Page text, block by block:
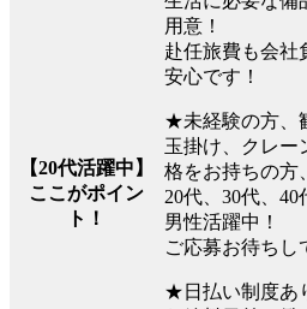
【20代活躍中】
ここがポイン
ト！
用意！
赴任旅費も会社
安心です！
★未経験の方、
玉掛け、クレー
格をお持ちの方
20代、30代、
男性活躍中！
ご応募お待ちし
★日払い制度あ